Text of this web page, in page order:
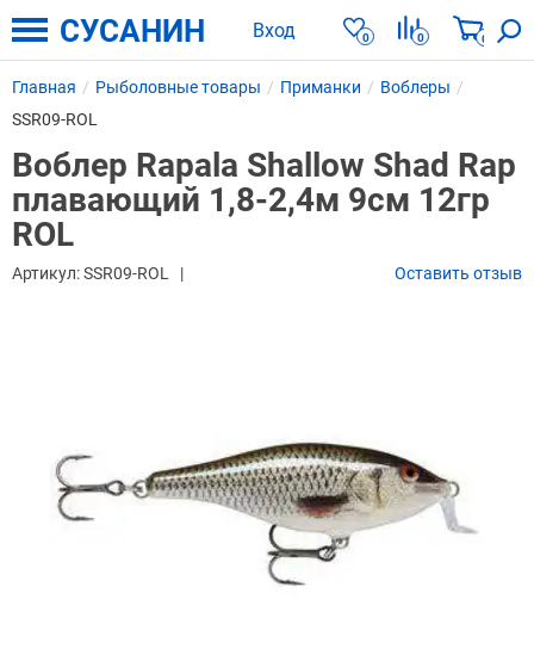
Вход 0 0 0
СУСАНИН
Главная Рыболовные товары Приманки
Воблеры
SSR09-ROL
Воблер Rapala Shallow Shad Rap
плавающий 1,8-2,4м 9см 12гр
ROL
Артикул:SSR09-ROL Оставить отзыв